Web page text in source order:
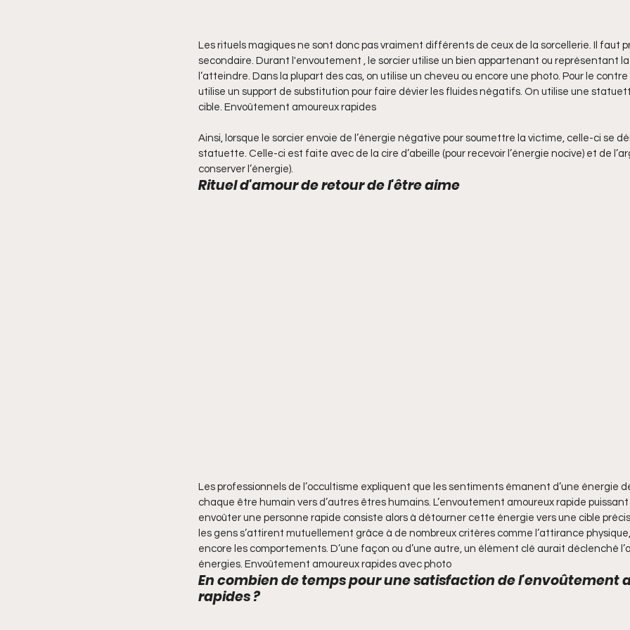
Les rituels magiques ne sont donc pas vraiment différents de ceux de la sorcellerie. Il faut
secondaire. Durant l'envoutement , le sorcier utilise un bien appartenant ou représentant
l’atteindre. Dans la plupart des cas, on utilise un cheveu ou encore une photo. Pour le
utilise un support de substitution pour faire dévier les fluides négatifs. On utilise une
cible. Envoûtement amoureux rapides
Ainsi, lorsque le sorcier envoie de l’énergie négative pour soumettre la victime, celle-ci se
statuette. Celle-ci est faite avec de la cire d’abeille (pour recevoir l’énergie nocive) et de
conserver l’énergie).
Rituel d'amour de retour de l'être aime
Les professionnels de l’occultisme expliquent que les sentiments émanent d’une énergie
chaque être humain vers d’autres êtres humains. L’envoutement amoureux rapide
envoûter une personne rapide consiste alors à détourner cette énergie vers une cible
les gens s’attirent mutuellement grâce à de nombreux critères comme l’attirance
encore les comportements. D’une façon ou d’une autre, un élément clé aurait déclenché
énergies. Envoûtement amoureux rapides avec photo
En combien de temps pour une satisfaction de l'envoûtement
rapides ?